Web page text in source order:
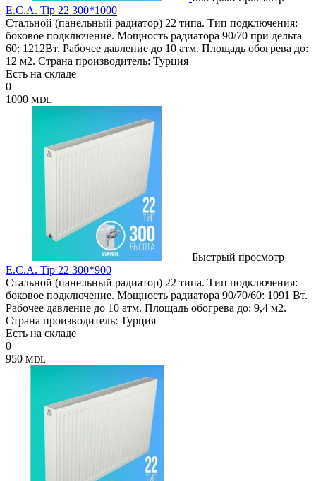
E.C.A. Tip 22 300*1000
Стальной (панельный радиатор) 22 типа. Тип подключения:
боковое подключение. Мощность радиатора 90/70 при дельта
60: 1212Вт. Рабочее давление до 10 атм. Площадь обогрева до:
12 м2. Страна производитель: Турция
Есть на складе
0
1000 MDL
Быстрый просмотр
E.C.A. Tip 22 300*900
Стальной (панельный радиатор) 22 типа. Тип подключения:
боковое подключение. Мощность радиатора 90/70/60: 1091 Вт.
Рабочее давление до 10 атм. Площадь обогрева до: 9,4 м2.
Страна производитель: Турция
Есть на складе
0
950 MDL